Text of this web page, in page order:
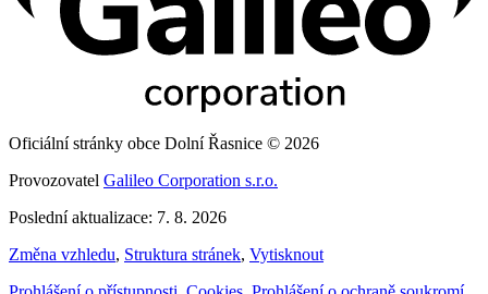
Oficiální stránky obce Dolní Řasnice © 2026
Provozovatel Galileo Corporation s.r.o.
Poslední aktualizace: 7. 8. 2026
Změna vzhledu, Struktura stránek, Vytisknout